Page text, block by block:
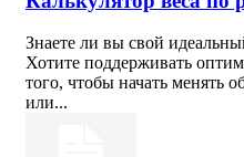
Знаете ли вы свой
Хотите поддерживать
того, чтобы начать менять
или...